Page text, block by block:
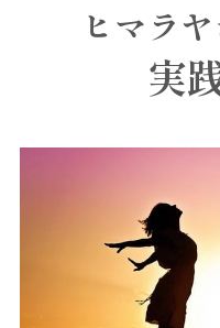
ヒマラ
実